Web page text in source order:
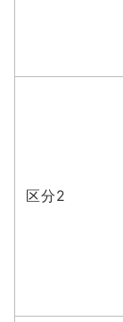
区分2